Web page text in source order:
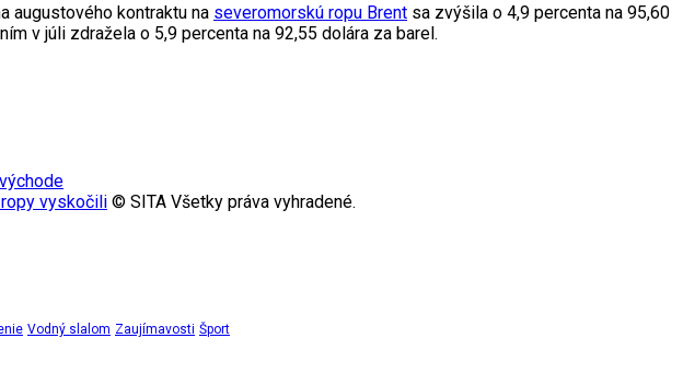
augustového kontraktu na severomorskú ropu Brent sa zvýšila o 4,9 percenta na 95,60
v júli zdražela o 5,9 percenta na 92,55 dolára za barel.
vyskočili © SITA Všetky práva vyhradené.
Vodný slalom Zaujímavosti Šport